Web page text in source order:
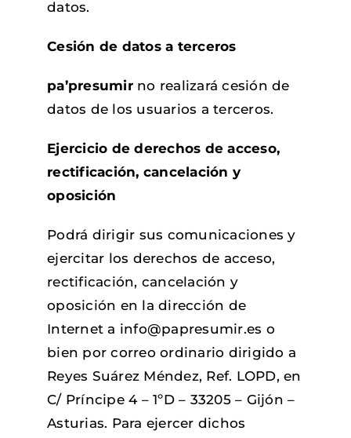
datos.
Cesión de datos a terceros
pa’presumirno realizará cesión de
datos de los usuarios a terceros.
Ejercicio de derechos de acceso,
rectificación, cancelación y
oposición
Podrá dirigir sus comunicaciones y
ejercitar los derechos de acceso,
rectificación, cancelación y
oposición en la dirección de
Internet a info@papresumir.es o
bien por correo ordinario dirigido a
Reyes Suárez Méndez, Ref. LOPD, en
C/ Príncipe 4 – 1ºD – 33205 – Gijón –
Asturias. Para ejercer dichos